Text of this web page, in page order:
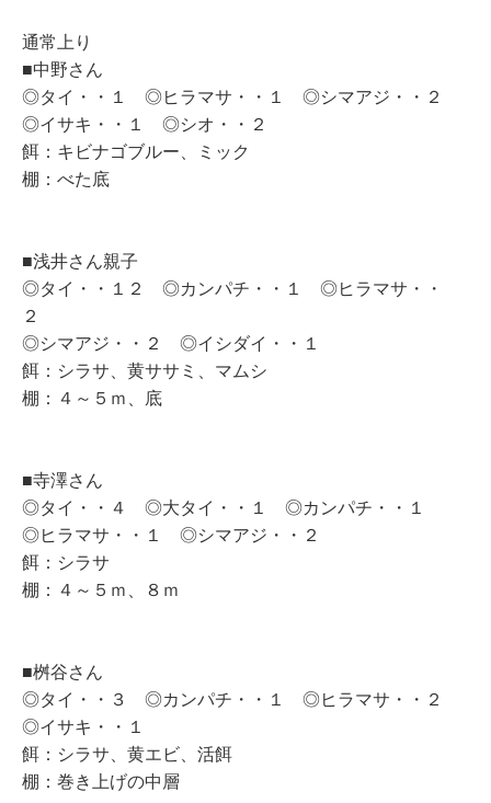
通常上り
■中野さん
◎タイ・・１ ◎ヒラマサ・・１ ◎シマアジ・・２
◎イサキ・・１ ◎シオ・・２
餌：キビナゴブルー、ミック
棚：べた底
■浅井さん親子
◎タイ・・１２ ◎カンパチ・・１ ◎ヒラマサ・・
２
◎シマアジ・・２ ◎イシダイ・・１
餌：シラサ、黄ササミ、マムシ
棚：４～５ｍ、底
■寺澤さん
◎タイ・・４ ◎大タイ・・１ ◎カンパチ・・１
◎ヒラマサ・・１ ◎シマアジ・・２
餌：シラサ
棚：４～５ｍ、８ｍ
■桝谷さん
◎タイ・・３ ◎カンパチ・・１ ◎ヒラマサ・・２
◎イサキ・・１
餌：シラサ、黄エビ、活餌
棚：巻き上げの中層